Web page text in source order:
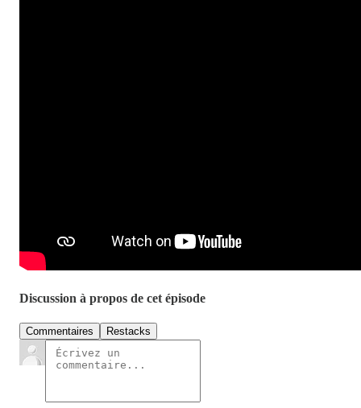
Discussion à propos de cet épisode
Commentaires Restacks